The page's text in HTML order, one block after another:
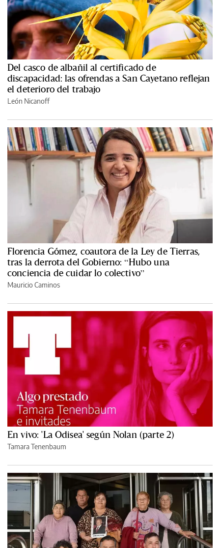
Del casco de albañil al certificado de
discapacidad: las ofrendas a San Cayetano reflejan
el deterioro del trabajo
León Nicanoff
Florencia Gómez, coautora de la Ley de Tierras,
tras la derrota del Gobierno: “Hubo una
conciencia de cuidar lo colectivo”
Mauricio Caminos
En vivo: 'La Odisea' según Nolan (parte 2)
Tamara Tenenbaum